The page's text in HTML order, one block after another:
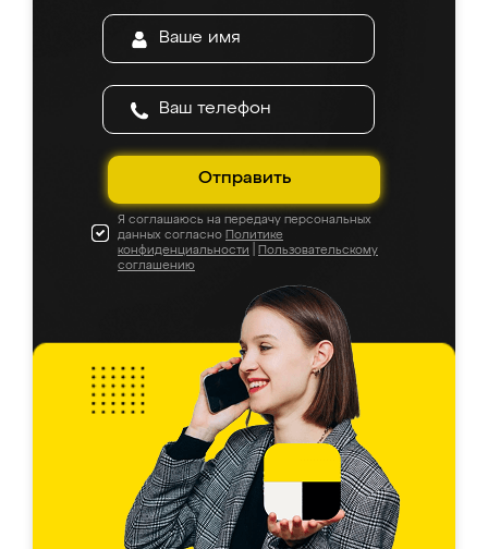
Отправить
Я соглашаюсь на передачу персональных
данных согласно Политике
конфиденциальности
Пользовательскому
соглашению